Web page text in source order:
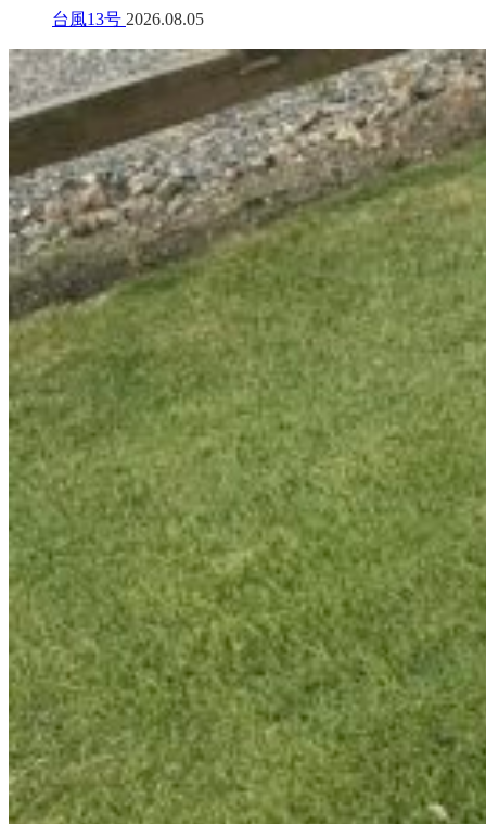
台風13号 2026.08.05